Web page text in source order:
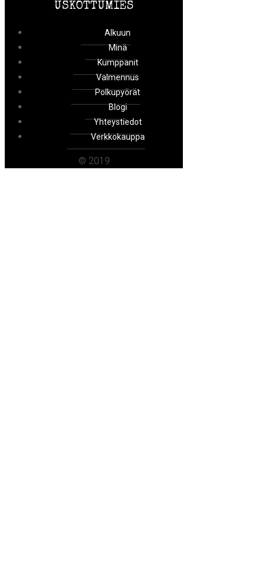
USKOTTUMIES
Alkuun
Minä
Kumppanit
Valmennus
Polkupyörät
Blogi
Yhteystiedot
Verkkokauppa
© 2019